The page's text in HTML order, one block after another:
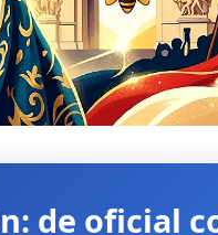
de oficial